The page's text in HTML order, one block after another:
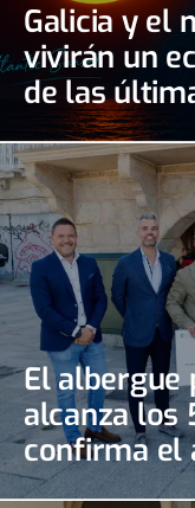
Galicia y el
vivirán un
de las
El albergue
alcanza los
confirma el
Camino